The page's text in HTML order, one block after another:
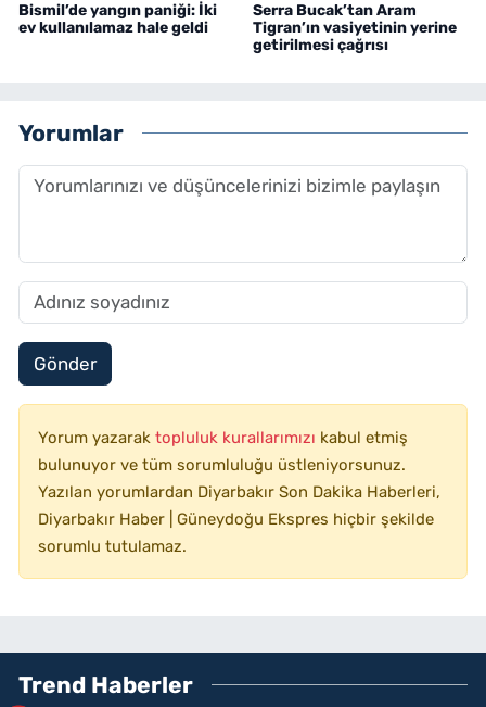
Bismil’de yangın paniği: İki
ev kullanılamaz hale geldi
Serra Bucak’tan Aram
Tigran’ın vasiyetinin yerine
getirilmesi çağrısı
Yorumlar
Gönder
Yorum yazarak topluluk kurallarımızı kabul etmiş
bulunuyor ve tüm sorumluluğu üstleniyorsunuz.
Yazılan yorumlardan Diyarbakır Son Dakika Haberleri,
Diyarbakır Haber | Güneydoğu Ekspres hiçbir şekilde
sorumlu tutulamaz.
Trend Haberler